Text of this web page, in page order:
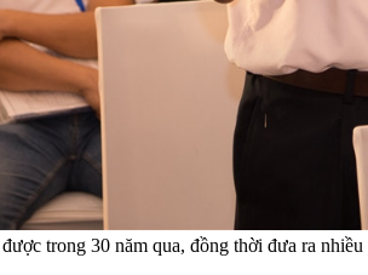
trong 30 năm qua, đồng thời đưa ra